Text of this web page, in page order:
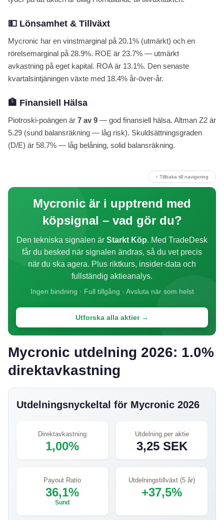
💵 Lönsamhet & Tillväxt
Mycronic har en vinstmarginal på 20.1% (utmärkt) och en
rörelsemarginal på 28.9%. ROE är 23.7% — utmärkt
avkastning på eget kapital. ROA är 13.1%. Den senaste
kvartalsintjäningen växte med 18.4% år-över-år.
🏦 Finansiell Hälsa
Piotroski-poängen är 7 av 9 — god finansiell hälsa. Altman Z2 är
5.29 (sund balansräkning — låg risk). Skuldsättningsgraden
(D/E) är 58.7% — låg belåning, solid balansräkning.
↑ Tillbaka till navigering
Mycronic är i upptrend med
köpsignal – vad gör du?
Den tekniska signalen är Starkt Köp. Med TradeDesk
får du besked när signalen ändras, så du vet precis
när du ska agera. Plus riktkurs, insider-data och
fullständig aktieanalys.
Ingen bindning · Full tillgång · Avsluta när som helst
Utforska alla aktier →
Mycronic utdelning 2026: 1.0%
direktavkastning
Utdelningsnyckeltal för Mycronic 2026
Direktavkastning
1,00%
Utdelning per aktie
3,25 SEK
Payout Ratio
36,1%
Sund
Utdelningstillväxt (5 år)
+37,5%